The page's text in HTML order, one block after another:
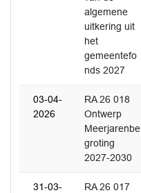
algemene
uitkering uit
het
gemeentefo
nds 2027
03-04-
2026
RA 26 018
Ontwerp
Meerjarenbe
groting
2027-2030
31-03-
RA 26 017